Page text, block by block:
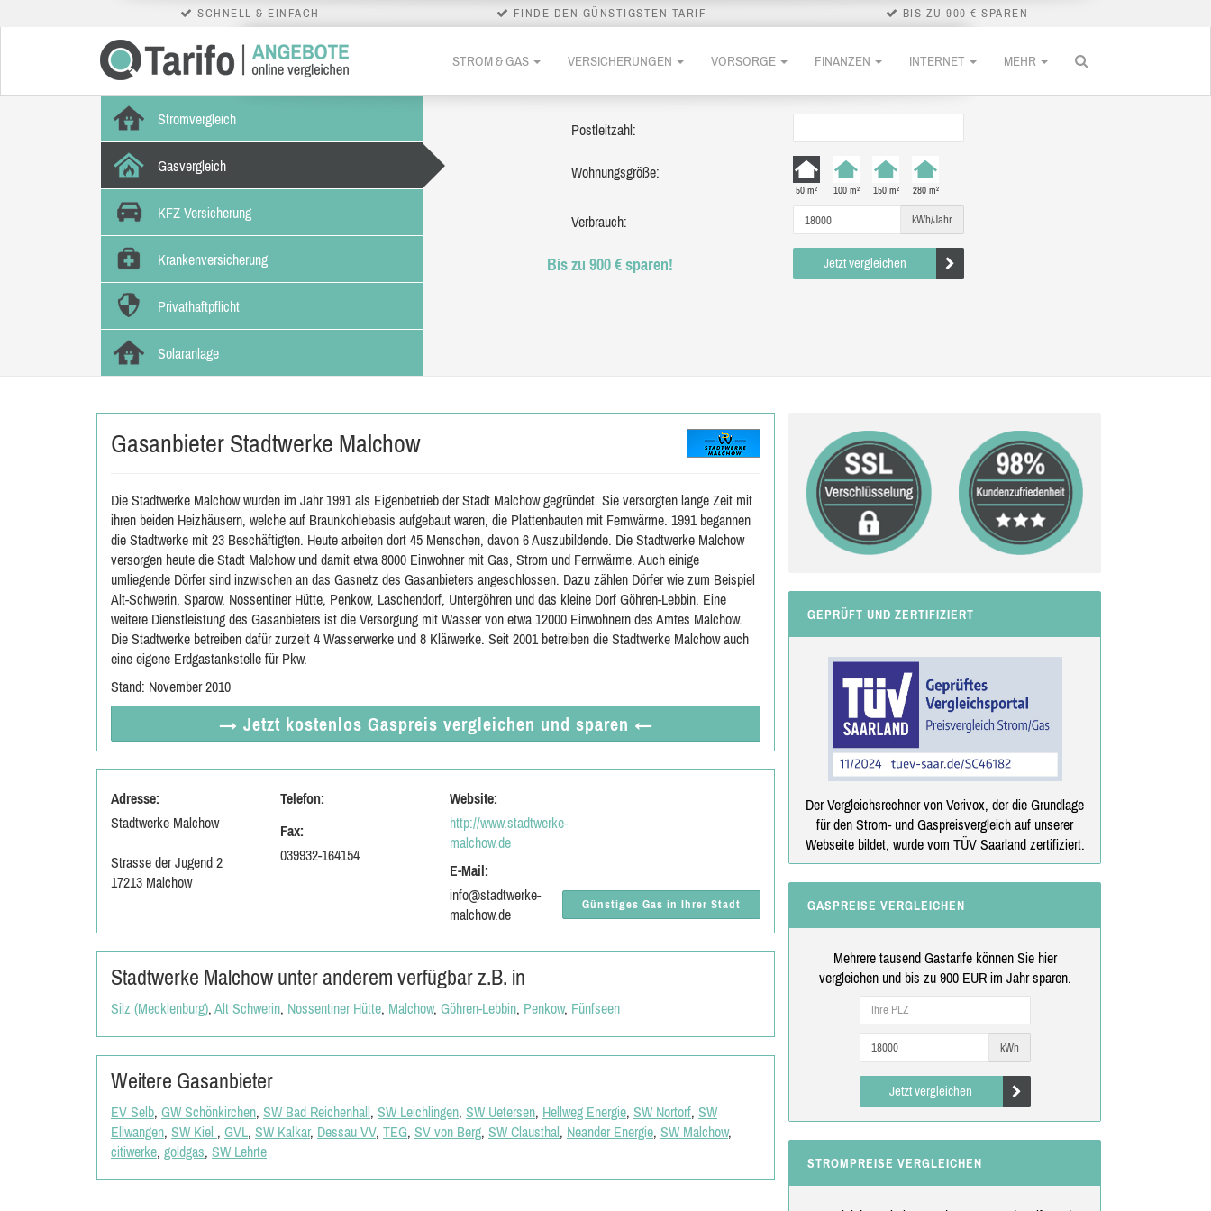
SCHNELL & EINFACH FINDE DEN GÜNSTIGSTEN TARIF BIS ZU 900 € SPAREN
STROM & GAS VERSICHERUNGEN VORSORGE FINANZEN INTERNET MEHR
Stromvergleich
Gasvergleich
KFZ Versicherung
Krankenversicherung
Privathaftpflicht
Solaranlage
Postleitzahl:
Wohnungsgröße:
50 m² 100 m² 150 m² 280 m²
Verbrauch: kWh/Jahr
Bis zu 900 € sparen! Jetzt vergleichen
Gasanbieter Stadtwerke Malchow
Die Stadtwerke Malchow wurden im Jahr 1991 als Eigenbetrieb der Stadt Malchow gegründet. Sie versorgten lange Zeit mit
ihren beiden Heizhäusern, welche auf Braunkohlebasis aufgebaut waren, die Plattenbauten mit Fernwärme. 1991 begannen
die Stadtwerke mit 23 Beschäftigten. Heute arbeiten dort 45 Menschen, davon 6 Auszubildende. Die Stadtwerke Malchow
versorgen heute die Stadt Malchow und damit etwa 8000 Einwohner mit Gas, Strom und Fernwärme. Auch einige
umliegende Dörfer sind inzwischen an das Gasnetz des Gasanbieters angeschlossen. Dazu zählen Dörfer wie zum Beispiel
Alt-Schwerin, Sparow, Nossentiner Hütte, Penkow, Laschendorf, Untergöhren und das kleine Dorf Göhren-Lebbin. Eine
weitere Dienstleistung des Gasanbieters ist die Versorgung mit Wasser von etwa 12000 Einwohnern des Amtes Malchow.
Die Stadtwerke betreiben dafür zurzeit 4 Wasserwerke und 8 Klärwerke. Seit 2001 betreiben die Stadtwerke Malchow auch
eine eigene Erdgastankstelle für Pkw.
Stand: November 2010
→ Jetzt kostenlos Gaspreis vergleichen und sparen ←
Adresse:
Stadtwerke Malchow
Strasse der Jugend 2
17213 Malchow
Telefon:
Fax:
039932-164154
Website:
http://www.stadtwerke-
malchow.de
E-Mail:
info@stadtwerke-
malchow.de
Günstiges Gas in Ihrer Stadt
Stadtwerke Malchow unter anderem verfügbar z.B. in
Silz (Mecklenburg), Alt Schwerin, Nossentiner Hütte, Malchow, Göhren-Lebbin, Penkow, Fünfseen
Weitere Gasanbieter
EV Selb, GW Schönkirchen, SW Bad Reichenhall, SW Leichlingen, SW Uetersen, Hellweg Energie, SW Nortorf, SW
Ellwangen, SW Kiel , GVL, SW Kalkar, Dessau VV, TEG, SV von Berg, SW Clausthal, Neander Energie, SW Malchow,
citiwerke, goldgas, SW Lehrte
GEPRÜFT UND ZERTIFIZIERT
Der Vergleichsrechner von Verivox, der die Grundlage
für den Strom- und Gaspreisvergleich auf unserer
Webseite bildet, wurde vom TÜV Saarland zertifiziert.
GASPREISE VERGLEICHEN
Mehrere tausend Gastarife können Sie hier
vergleichen und bis zu 900 EUR im Jahr sparen.
kWh
Jetzt vergleichen
STROMPREISE VERGLEICHEN